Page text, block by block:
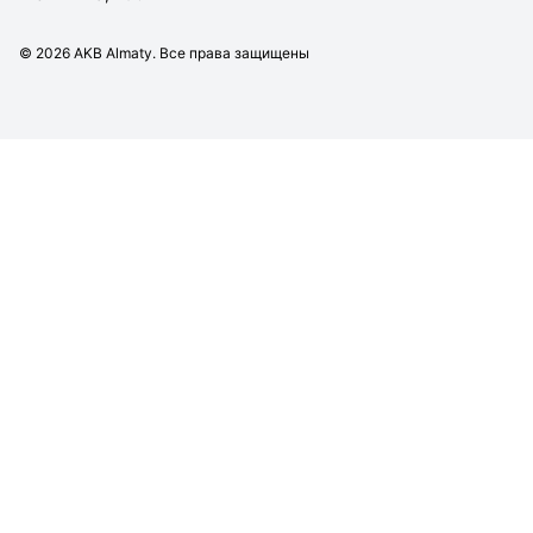
© 2026 AKB Almaty. Все права защищены